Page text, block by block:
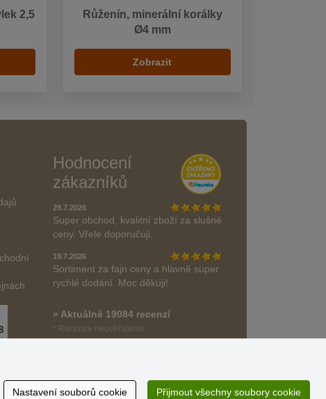
2,5
Růženín, minerální korálky
Ø4 mm
Zobrazit
Hodnocení
zákazníků
29.7.2026
Super obchod, kvalitní zboží za slušné
ceny. Vřele doporučuji.
19.7.2026
Sortiment za fajn ceny a hlavně super
rychlé dodání. Moc děkuji!.
» Aktuálně 19084 recenzí
* Recenze neověřujeme
Nastavení souborů cookie Přijmout všechny soubory cookie